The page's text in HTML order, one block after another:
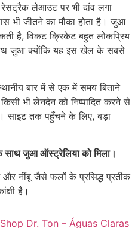
लेआउट पर भी दांव लगा
भी जीतने का मौका होता है। जुआ
है, विकट क्रिकेट बहुत लोकप्रिय
जुआ क्योंकि यह इस खेल के सबसे
बार में से एक में समय बिताने
भी लेनदेन को निष्पादित करने से
साइट तक पहुँचने के लिए, बड़ा
जुआ ऑस्ट्रेलिया को मिला।
नींबू जैसे फलों के प्रसिद्ध प्रतीक
है।